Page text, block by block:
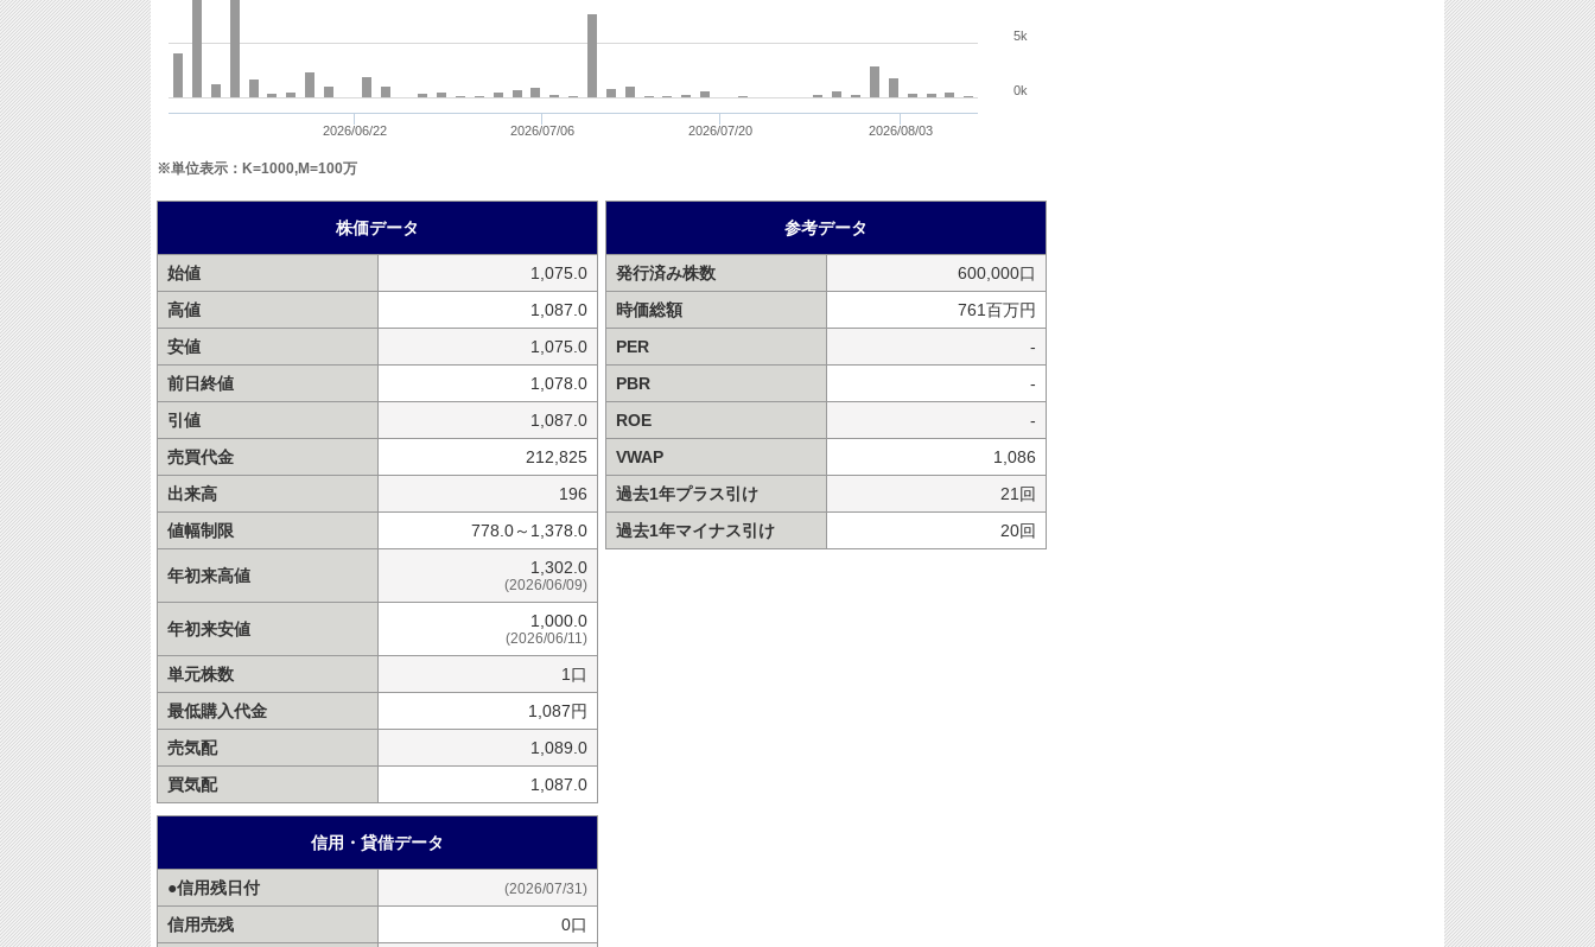
2026/06/22 2026/07/06 2026/07/20 2026/08/03
0k
5k
※単位表示：K=1000,M=100万
株価データ
始値
1,075.0
高値
1,087.0
安値
1,075.0
前日終値
1,078.0
引値
1,087.0
売買代金
212,825
出来高
196
値幅制限
778.0～1,378.0
年初来高値 1,302.0
(2026/06/09)
年初来安値 1,000.0
(2026/06/11)
単元株数
1口
最低購入代金
1,087円
売気配
1,089.0
買気配
1,087.0
信用・貸借データ
●信用残日付 (2026/07/31)
信用売残 0口
参考データ
発行済み株数
600,000口
時価総額
761百万円
PER
-
PBR
-
ROE
-
VWAP
1,086
過去1年プラス引け
21回
過去1年マイナス引け
20回